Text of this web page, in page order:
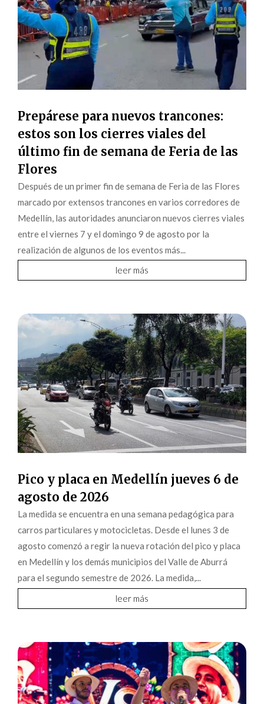
Prepárese para nuevos trancones:
estos son los cierres viales del
último fin de semana de Feria de las
Flores
Después de un primer fin de semana de Feria de las Flores
marcado por extensos trancones en varios corredores de
Medellín, las autoridades anunciaron nuevos cierres viales
entre el viernes 7 y el domingo 9 de agosto por la
realización de algunos de los eventos más...
leer más
Pico y placa en Medellín jueves 6 de
agosto de 2026
La medida se encuentra en una semana pedagógica para
carros particulares y motocicletas. Desde el lunes 3 de
agosto comenzó a regir la nueva rotación del pico y placa
en Medellín y los demás municipios del Valle de Aburrá
para el segundo semestre de 2026. La medida,...
leer más